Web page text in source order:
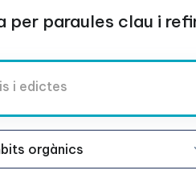
per paraules clau i